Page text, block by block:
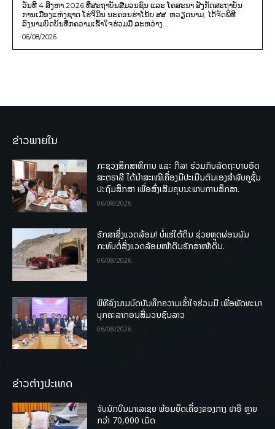
ວັນທີ 4 ສິງຫາ 2026 ທີ່ສະຖາບັນສື່ມວນຊົນ ແລະ ໂຄສະນາ ສັງກັດສະຖາບັນ
ການເມືອງແຫ່ງຊາດ ໂຮ່ຈິມິນ ນະຄອນຮ່າໂນ້ຍ ສສ. ຫວຽດນາມ, ໄດ້ຈັດພິທີ
ລົງນາມບົດບັນທຶກຄວາມເຂົ້າໃຈຮ່ວມມື ລະຫວ່າງ...
06/08/2026
ຂ່າວພາຍໃນ
ກະຊວງສຶກສາທິການ ແລະ ກິລາ ຮ່ວມກັບລັດຖະບານອົດ
ສະຕຣາລີ ໄດ້ນຳສະເໜີເຄື່ອງມືປະເມີນຕົນເອງສຳລັບຄູຊັ້ນ
ປະຖົມສຶກສາ ເພື່ອສົ່ງເສີມຄຸນນະພາບການສຶກສາ.
06/08/2026
ຮັກສາສິ່ງແວດລ້ອມ! ບໍ່ແຮ່ໃຕ້ດິນ ຊ່ວຍຫຼຸດຜ່ອນຜົນ
ກະທົບຕໍ່ສິ່ງແວດລ້ອມໜ້າດິນຮັກສາໜ້າດິນ.
06/08/2026
ພິທີລົງນາມບົດບັນທຶກຄວາມເຂົ້າໃຈຮ່ວມມື ເພື່ອພັດທະນາ
ບຸກຄະລາກອນສື່ມວນຊົນລາວ
06/08/2026
ຂ່າວຕ່າງປະເທດ
ຈັບນັກບິນມາເລເຊຍ ພ້ອມຍຶດເຄື່ອງຂອງກາງ ຢາອີ ຫຼາຍ
ກວ່າ 70,000 ເມັດ